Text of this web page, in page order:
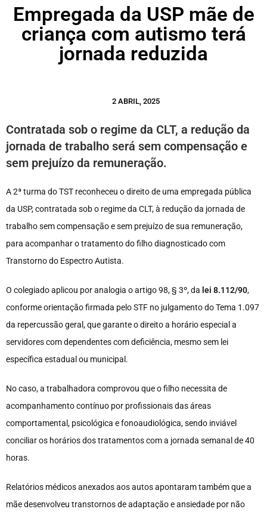
Empregada da USP mãe de
criança com autismo terá
jornada reduzida
2 ABRIL, 2025
Contratada sob o regime da CLT, a redução da
jornada de trabalho será sem compensação e
sem prejuízo da remuneração.
A 2ª turma do TST reconheceu o direito de uma empregada pública
da USP, contratada sob o regime da CLT, à redução da jornada de
trabalho sem compensação e sem prejuízo de sua remuneração,
para acompanhar o tratamento do filho diagnosticado com
Transtorno do Espectro Autista.
O colegiado aplicou por analogia o artigo 98, § 3º, da lei 8.112/90,
conforme orientação firmada pelo STF no julgamento do Tema 1.097
da repercussão geral, que garante o direito a horário especial a
servidores com dependentes com deficiência, mesmo sem lei
específica estadual ou municipal.
No caso, a trabalhadora comprovou que o filho necessita de
acompanhamento contínuo por profissionais das áreas
comportamental, psicológica e fonoaudiológica, sendo inviável
conciliar os horários dos tratamentos com a jornada semanal de 40
horas.
Relatórios médicos anexados aos autos apontaram também que a
mãe desenvolveu transtornos de adaptação e ansiedade por não